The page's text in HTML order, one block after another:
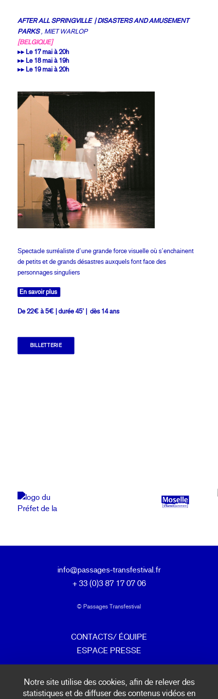
AFTER ALL SPRINGVILLE | DISASTERS AND AMUSEMENT
PARKS, MIET WARLOP
[BELGIQUE]
▸▸ Le 17 mai à 20h
▸▸ Le 18 mai à 19h
▸▸ Le 19 mai à 20h
Spectacle surréaliste d’une grande force visuelle où s’enchainent
de petits et de grands désastres auxquels font face des
personnages singuliers
En savoir plus
De 22€ à 5€ | durée 45’ | dès 14 ans
BILLETTERIE
info@passages-transfestival.fr
+ 33 (0)3 87 17 07 06
© Passages Transfestival
CONTACTS/ ÉQUIPE
ESPACE PRESSE
Notre site utilise des cookies, afin de relever des
statistiques et de diffuser des contenus vidéos en